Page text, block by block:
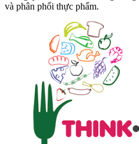
và phân phối thực phẩm.